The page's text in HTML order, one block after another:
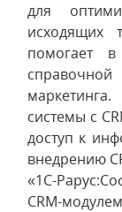
для
исходящих
помогает в
системы с
доступ к
внедрению
«1С-
CRM-